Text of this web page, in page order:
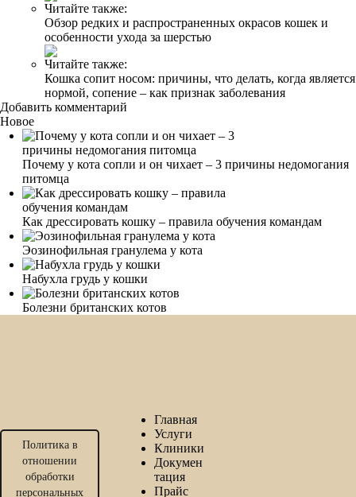
Читайте также:
Обзор редких и распространенных окрасов кошек и
особенности ухода за шерстью
Читайте также:
Кошка сопит носом: причины, что делать, когда является
нормой, сопение – как признак заболевания
Добавить комментарий
Новое
Почему у кота сопли и он чихает – 3 причины недомогания
питомца
Как дрессировать кошку – правила обучения командам
Эозинофильная гранулема у кота
Набухла грудь у кошки
Болезни британских котов
Политика в
отношении
обработки
персональных
Главная
Услуги
Клиники
Докумен
тация
Прайс